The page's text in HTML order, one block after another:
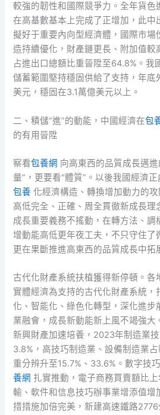
較強的韌性和國際競爭力。全年貨色
在高基數基本上完成了正增加，此中
擬好于重要內向型經濟體，國際市場
造持續優化，財產鏈更長、附加值較
占進出口總額比重晉陞至64.8%。我
儲蓄範圍堅持穩固供給了支持，年
美元，穩固在3.1萬億美元以上。
二、積儲“進”的動能，中國經濟在包
的有用晉陞
察看包養網 向高東西的品質成長邁
量”，更要看“體質”。以後我國經濟
包養 化經濟構造、轉換增加動力的
高低完全、正確、周全貫徹新成長理
成長重要義務不搖動，在轉方法、調
增動能高低更年夜工夫，不只守住了
更在果斷推進高東西的品質成長中拓
古代化財產系統扶植獲得新停頓。各
實體經濟為支持的古代化財產系統，
化、智能化、綠色化轉型，深化進步
業融會，成長新動能新上風不竭強大
新興財產加速培養，2023年制造業
3.8%，高技巧制造業、設備制造業
重分辨升至15.7%、33.6%。數字技
養網 扎實推動，電子商務買賣額比
輸、軟件和信息技巧辦事業增添值增
措措施加倍完美，新建高速鐵路